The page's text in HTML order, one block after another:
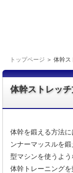
トップページ ＞ 体幹
体幹ストレッ
体幹を鍛える方法
ンナーマッスルを
型マシンを使うよう
体幹トレーニング